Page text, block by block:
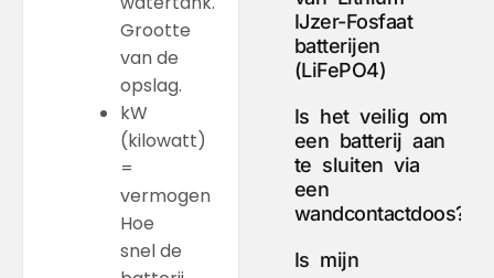
Grootte
van de
opslag.
kW
(kilowatt)
=
vermogen
Hoe
snel de
IJzer-Fosfaat
batterijen
(LiFePO4)
Is het veilig om
een batterij aan
te sluiten via
een
wandcontactdoos?
Is mijn